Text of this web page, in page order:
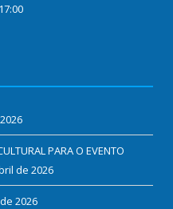
PARA O EVENTO
de 2026
2026